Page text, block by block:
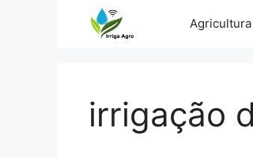
Agricultura
irrigação